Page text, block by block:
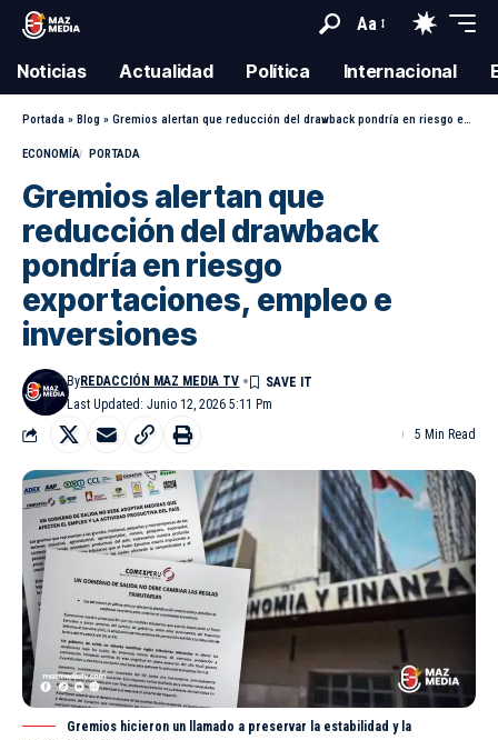
Aa
Noticias Actualidad Política Internacional
Portada » Blog » Gremios alertan que reducción del drawback pondría en riesgo exportaciones, empleo e inversiones
ECONOMÍA PORTADA
Gremios alertan que
reducción del drawback
pondría en riesgo
exportaciones, empleo e
inversiones
Last Updated: Junio 12, 2026 5:11 Pm
ByREDACCIÓN MAZ MEDIA TV
5 Min Read
Gremios hicieron un llamado a preservar la estabilidad y la